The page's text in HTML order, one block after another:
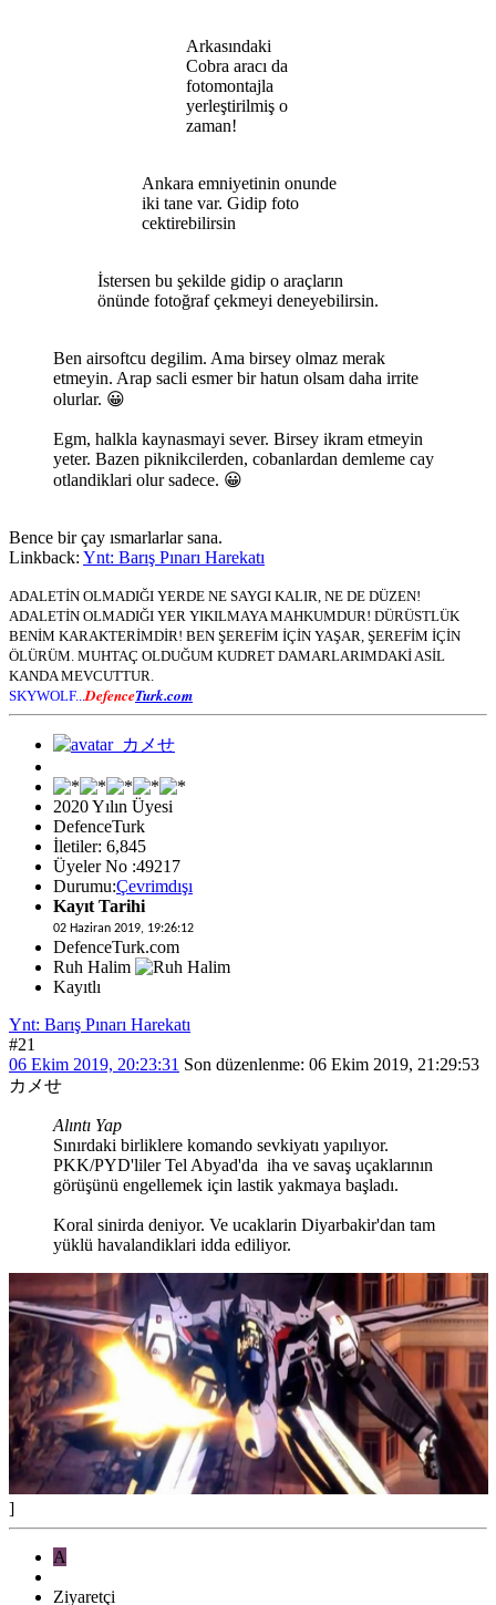
Arkasındaki
Cobra aracı da
fotomontajla
yerleştirilmiş o
zaman!
Ankara emniyetinin onunde
iki tane var. Gidip foto
cektirebilirsin
İstersen bu şekilde gidip o araçların
önünde fotoğraf çekmeyi deneyebilirsin.
Ben airsoftcu degilim. Ama birsey olmaz merak
etmeyin. Arap sacli esmer bir hatun olsam daha irrite
olurlar. 😀
Egm, halkla kaynasmayi sever. Birsey ikram etmeyin
yeter. Bazen piknikcilerden, cobanlardan demleme cay
otlandiklari olur sadece. 😀
Bence bir çay ısmarlarlar sana.
Linkback: Ynt: Barış Pınarı Harekatı
ADALETİN OLMADIĞI YERDE NE SAYGI KALIR, NE DE DÜZEN!
ADALETİN OLMADIĞI YER YIKILMAYA MAHKUMDUR! DÜRÜSTLÜK
BENİM KARAKTERİMDİR! BEN ŞEREFİM İÇİN YAŞAR, ŞEREFİM İÇİN
ÖLÜRÜM. MUHTAÇ OLDUĞUM KUDRET DAMARLARIMDAKİ ASİL
KANDA MEVCUTTUR.
SKYWOLF...DefenceTurk.com
2020 Yılın Üyesi
DefenceTurk
İletiler: 6,845
Üyeler No :49217
Durumu:Çevrimdışı
Kayıt Tarihi
02 Haziran 2019, 19:26:12
DefenceTurk.com
Ruh Halim
Kayıtlı
Ynt: Barış Pınarı Harekatı
#21
06 Ekim 2019, 20:23:31 Son düzenlenme: 06 Ekim 2019, 21:29:53
カメせ
Alıntı Yap
Sınırdaki birliklere komando sevkiyatı yapılıyor.
PKK/PYD'liler Tel Abyad'da iha ve savaş uçaklarının
görüşünü engellemek için lastik yakmaya başladı.
Koral sinirda deniyor. Ve ucaklarin Diyarbakir'dan tam
yüklü havalandiklari idda ediliyor.
]
A
Ziyaretçi